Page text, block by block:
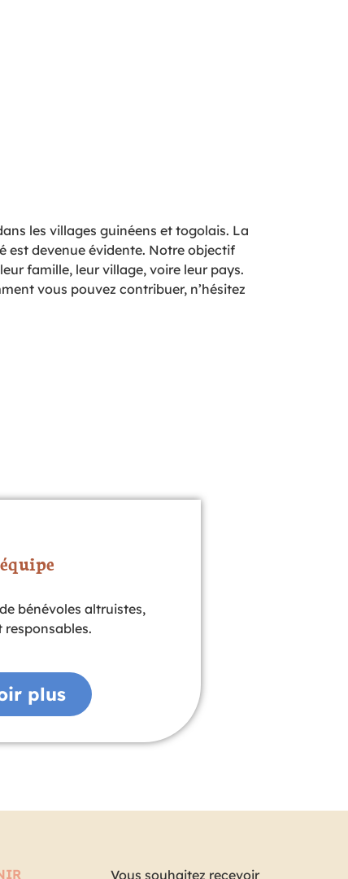
les villages guinéens et togolais. La
est devenue évidente. Notre objectif
famille, leur village, voire leur pays.
vous pouvez contribuer, n’hésitez
bénévoles altruistes,
plus
Vous souhaitez recevoir